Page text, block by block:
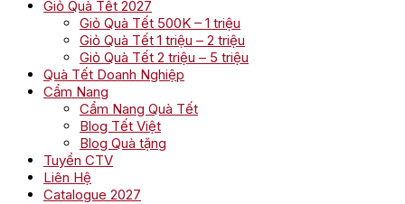
Giỏ Quà Tết 2027
Giỏ Quà Tết 500K – 1 triệu
Giỏ Quà Tết 1 triệu – 2 triệu
Giỏ Quà Tết 2 triệu – 5 triệu
Quà Tết Doanh Nghiệp
Cẩm Nang
Cẩm Nang Quà Tết
Blog Tết Việt
Blog Quà tặng
Tuyển CTV
Liên Hệ
Catalogue 2027